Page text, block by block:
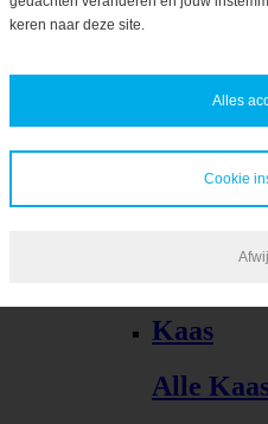
Bekijk alles
Kaas
Alle
keren naar deze site.
Alles
Cookie